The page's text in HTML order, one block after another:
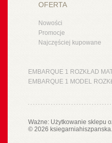
OFERTA
Nowości
Promocje
Najczęściej kupowane
EMBARQUE 1 ROZKŁAD
EMBARQUE 1 MODEL
Ważne: Użytkowanie sklepu
© 2026